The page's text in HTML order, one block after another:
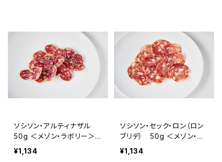
ソシソン・アルティナザル
50g ＜メゾン・ラボリー＞
(フランス・オーヴェルニュ)
¥1,134
ソシソン・セック・ロン（ロン
ブリデ） 50g ＜メゾン・ラ
ボリー＞(フランス・オーヴェ
ルニュ)
¥1,134